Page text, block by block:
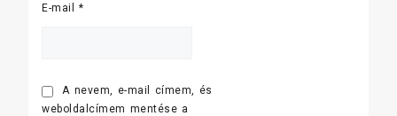
E-mail*
A nevem, e-mail címem, és
weboldalcímem mentése a